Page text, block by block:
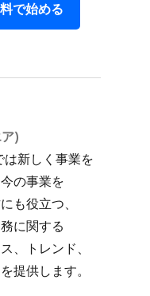
で​始める
)
は​新しく​事業を​
の​事業を​
も​役立つ、​
に​関する​
、​トレンド、​
提供します。